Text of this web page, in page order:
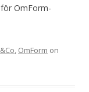
OmForm-
, OmForm on